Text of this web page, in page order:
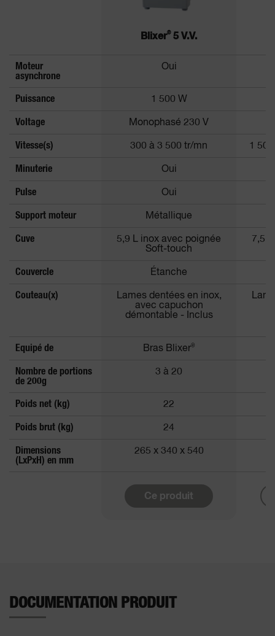
Blixer®5 V.V.
Moteur
asynchrone
Oui
Puissance 1 500 W
Voltage Monophasé 230 V
Vitesse(s) 300 à 3 500 tr/mn 1
Minuterie Oui
Pulse Oui
Support moteur Métallique
Cuve
5,9 L inox avec poignée
Soft-touch
7,5
Couvercle Étanche
Couteau(x)
Lames dentées en inox,
avec capuchon
démontable - Inclus
Equipé de Bras Blixer®
Nombre de portions
de 200g
3 à 20
Poids net (kg) 22
Poids brut (kg) 24
Dimensions
(LxPxH) en mm
265 x 340 x 540
Ce produit
DOCUMENTATION PRODUIT